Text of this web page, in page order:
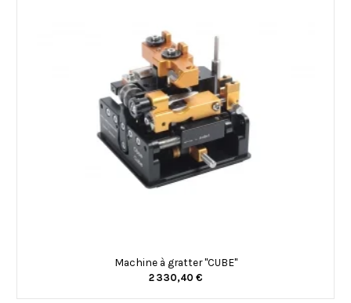
Machine à gratter "CUBE"
2 330,40 €